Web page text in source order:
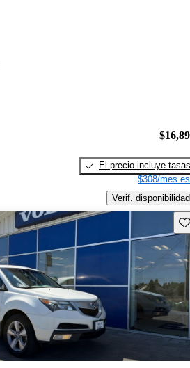
El precio incluye tasas
$308/mes
Verif. disponibilidad